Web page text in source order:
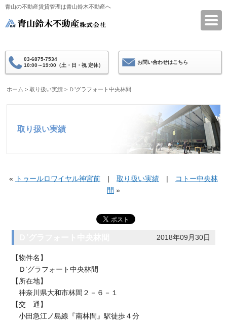
青山の不動産賃貸管理は青山鈴木不動産へ
03-6875-7534
10:00～19:00（土・日・祝 定休）
お問い合わせはこちら
ホーム >取り扱い実績 > Ｄ’グラフォート中央林間
取り扱い実績
« トゥールロワイヤル神宮前| 取り扱い実績|
コトー中央林
間 »
2018年09月30日
【物件名】
Ｄ’グラフォート中央林間
【所在地】
神奈川県大和市林間２－６－１
【交 通】
小田急江ノ島線『南林間』駅徒歩４分